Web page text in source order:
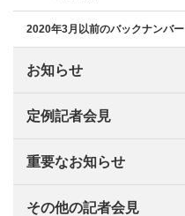
2020年3月以前のバックナンバー
お知らせ
定例記者会見
重要なお知らせ
その他の記者会見